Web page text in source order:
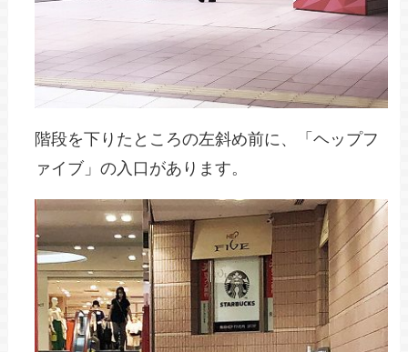
階段を下りたところの左斜め前に、「ヘップフ
ァイブ」の入口があります。